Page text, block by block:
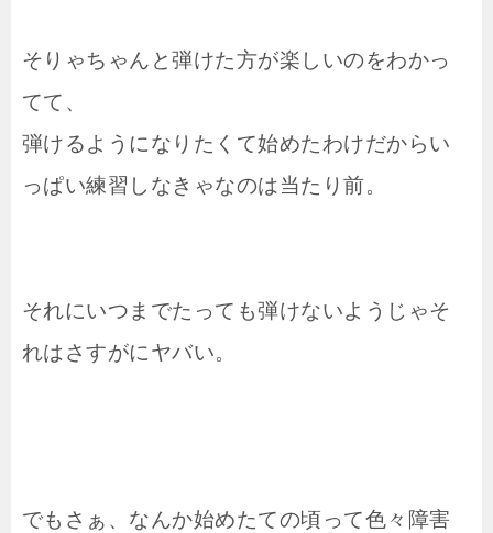
そりゃちゃんと弾けた方が楽しいのをわかっ
てて、
弾けるようになりたくて始めたわけだからい
っぱい練習しなきゃなのは当たり前。
それにいつまでたっても弾けないようじゃそ
れはさすがにヤバい。
でもさぁ、なんか始めたての頃って色々障害